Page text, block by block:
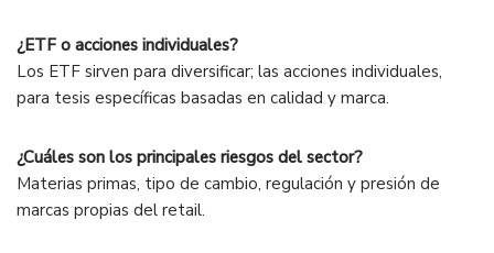
¿ETF o acciones individuales?
Los ETF sirven para diversificar; las acciones individuales,
para tesis específicas basadas en calidad y marca.
¿Cuáles son los principales riesgos del sector?
Materias primas, tipo de cambio, regulación y presión de
marcas propias del retail.